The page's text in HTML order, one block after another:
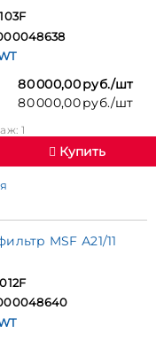
80 000,00 руб./шт
80 000,00 руб./шт
1
Купить
MSF А21/11